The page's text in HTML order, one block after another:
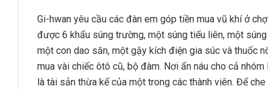
Gi-hwan yêu cầu các đàn em góp tiền mua vũ khí ở
được 6 khẩu súng trường, một súng tiểu liên, một
một con dao săn, một gậy kích điện gia súc và thuốc
mua vài chiếc ôtô cũ, bộ đàm. Nơi ẩn náu cho cả
là tài sản thừa kế của một trong các thành viên. Để